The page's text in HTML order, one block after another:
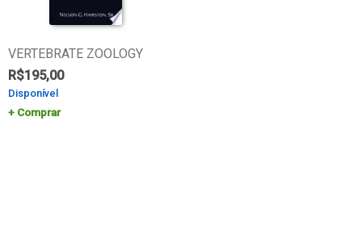
VERTEBRATE ZOOLOGY
R$195,00
Disponível
Comprar